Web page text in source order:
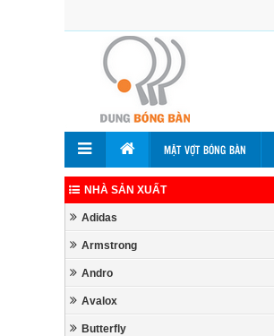
MẶT VỢT BÓNG BÀN
NHÀ SẢN XUẤT
Adidas
Armstrong
Andro
Avalox
Butterfly